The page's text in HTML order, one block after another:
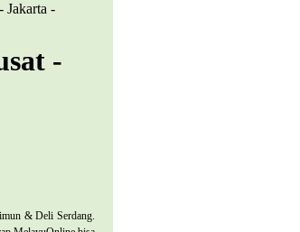
Jakarta -
-
& Deli Serdang.